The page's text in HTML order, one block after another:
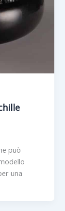
può
una